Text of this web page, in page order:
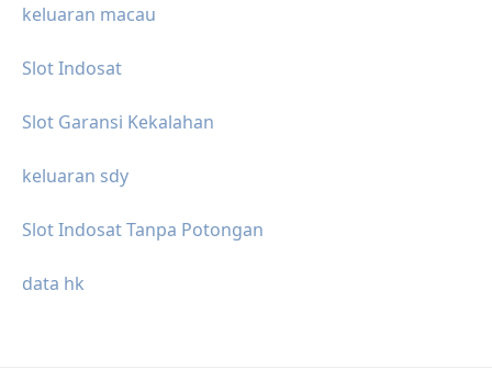
keluaran macau
Slot Indosat
Slot Garansi Kekalahan
keluaran sdy
Slot Indosat Tanpa Potongan
data hk